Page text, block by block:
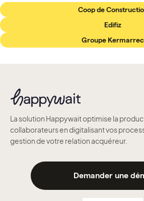
Coop de
Edifiz
Groupe Kermarrec
La solution Happywait optimise la
collaborateurs en digitalisant vos
gestion de votre relation acquéreur.
Demander une